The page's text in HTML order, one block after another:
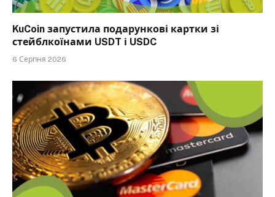
KuCoin запустила подарункові картки зі
стейблкоїнами USDT і USDC
6 Серпня 2026